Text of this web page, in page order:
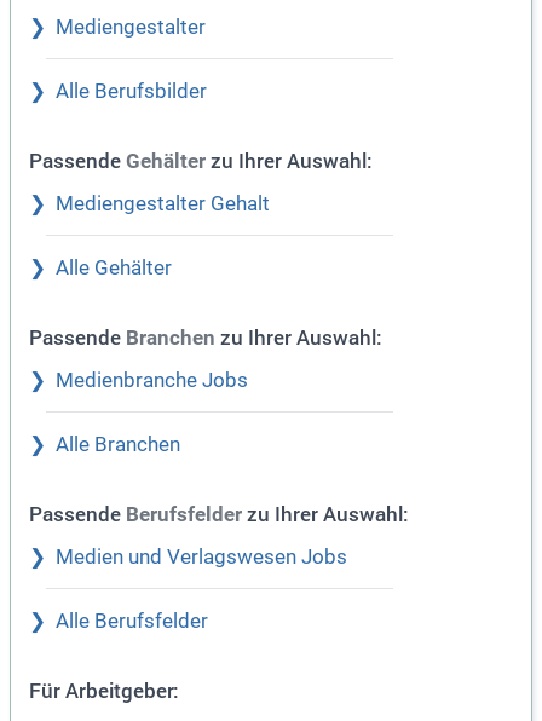
Mediengestalter
Alle Berufsbilder
Passende Gehälter zu Ihrer Auswahl:
Mediengestalter Gehalt
Alle Gehälter
Passende Branchen zu Ihrer Auswahl:
Medienbranche Jobs
Alle Branchen
Passende Berufsfelder zu Ihrer Auswahl:
Medien und Verlagswesen Jobs
Alle Berufsfelder
Für Arbeitgeber: